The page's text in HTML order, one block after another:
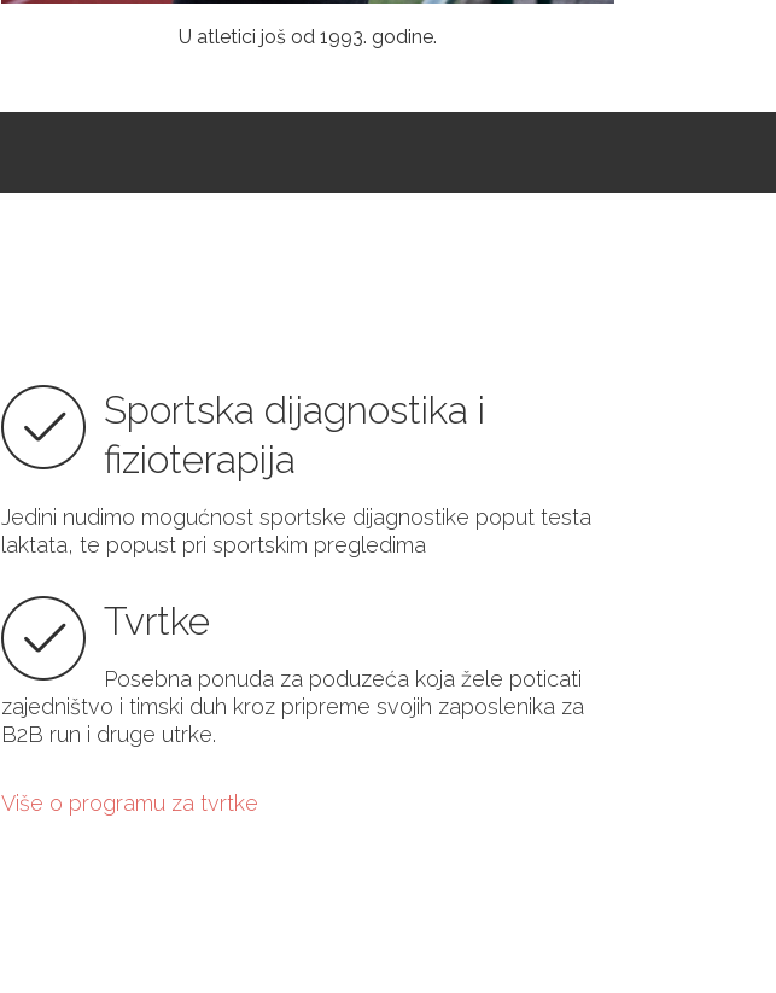
U atletici još od 1993. godine.
Sportska dijagnostika i
fizioterapija
Jedini nudimo mogućnost sportske dijagnostike poput testa
laktata, te popust pri sportskim pregledima
Tvrtke
Posebna ponuda za poduzeća koja žele poticati
zajedništvo i timski duh kroz pripreme svojih zaposlenika za
B2B run i druge utrke.
Više o programu za tvrtke